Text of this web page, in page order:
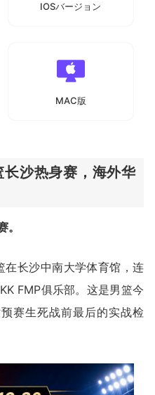
IOSバージョン
MAC版
沙热身赛，海外华
长沙中南大学体育馆，连
FMP俱乐部。这是男篮今
赛生死战前最后的实战检